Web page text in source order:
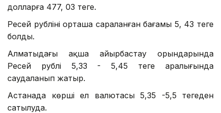
долларға 477, 03 теңге.
Ресей рублінің орташа сараланған бағамы 5, 43 теңге
болды.
Алматыдағы ақша айырбастау орындарында
Ресей рублі 5,33 - 5,45 теңге аралығында
саудаланып жатыр.
Астанада көрші ел валютасы 5,35 -5,5 теңгеден
сатылуда.